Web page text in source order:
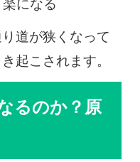
になる
道が狭くなって
起こされます。
るのか？原